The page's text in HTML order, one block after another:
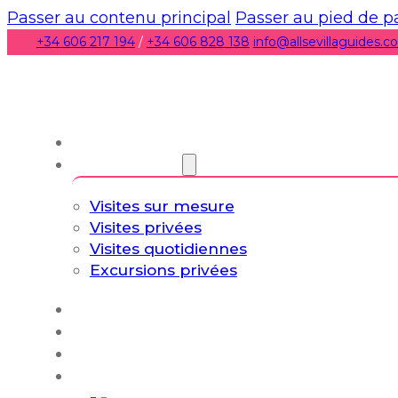
Passer au contenu principal Passer au pied de
+34 606 217 194/ +34 606 828 138
Visites sur mesure
Visites privées
Visites quotidiennes
Excursions privées